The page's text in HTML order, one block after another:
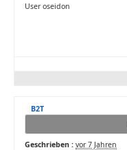
User oseidon
B2T
Geschrieben : vor 7 Jahren